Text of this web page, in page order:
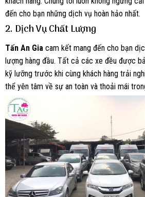
đến cho bạn những dịch vụ hoàn hảo nhất.
2. Dịch Vụ Chất Lượng
Tấn An Gia cam kết mang đến cho bạn
lượng hàng đầu. Tất cả các xe đều được
kỹ lưỡng trước khi cùng khách hàng trải
thể yên tâm về sự an toàn và thoải mái